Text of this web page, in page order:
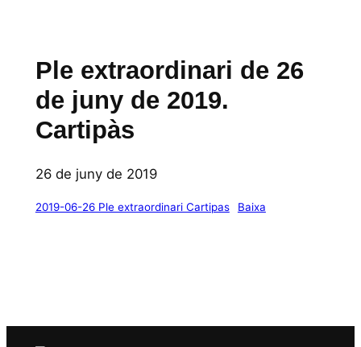
Ple extraordinari de 26
de juny de 2019.
Cartipàs
26 de juny de 2019
2019-06-26 Ple extraordinari Cartipas Baixa